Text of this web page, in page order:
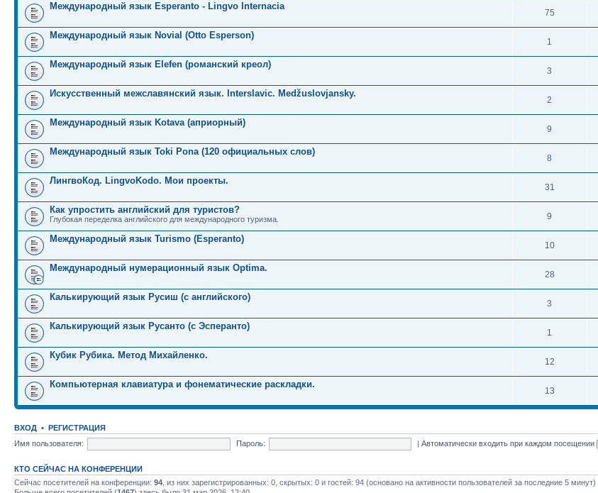
Международный язык Esperanto - Lingvo Internacia
75
Международный язык Novial (Otto Esperson)
1
Международный язык Elefen (романский креол)
3
Искусственный межславянский язык. Interslavic. Medžuslovjansky.
2
Международный язык Kotava (априорный)
9
Международный язык Toki Pona (120 официальных слов)
8
ЛингвоКод. LingvoKodo. Мои проекты.
31
Как упростить английский для туристов?
Глубокая переделка английского для международного туризма. 9
Международный язык Turismo (Esperanto)
10
Международный нумерационный язык Optima.
28
Калькирующий язык Русиш (с английского)
3
Калькирующий язык Русанто (с Эсперанто)
1
Кубик Рубика. Метод Михайленко.
12
Компьютерная клавиатура и фонематические раскладки.
13
ВХОД • РЕГИСТРАЦИЯ
Имя пользователя:
Пароль: |Автоматически входить при каждом посещении
КТО СЕЙЧАС НА КОНФЕРЕНЦИИ
Сейчас посетителей на конференции: 94 , из них зарегистрированных: 0, скрытых: 0 и гостей: 94 (основано на активности пользователей за последние 5 минут)